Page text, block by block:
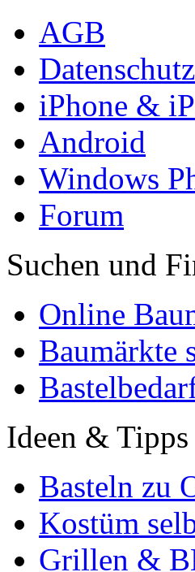
AGB
iPhone &
Android
Windows
Forum
Suchen und
Online
Baumärkte
Ideen & Tipps
Basteln zu
Kostüm
Grillen &